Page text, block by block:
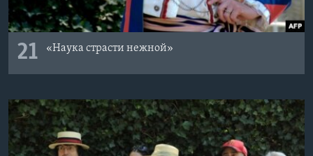
21 «Наука страсти нежной»